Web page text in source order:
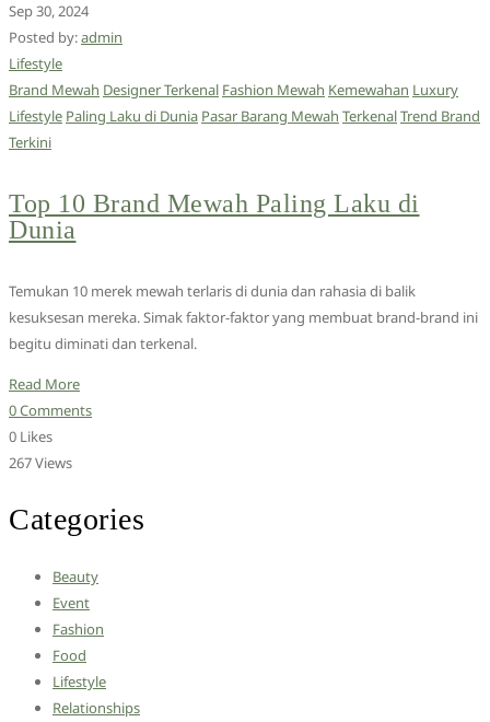
Sep 30, 2024
Posted by:admin
Lifestyle
Brand Mewah Designer Terkenal Fashion Mewah Kemewahan Luxury
Lifestyle Paling Laku di Dunia Pasar Barang Mewah TerkenalTrend Brand
Terkini
Top 10 Brand Mewah Paling Laku di
Dunia
Temukan 10 merek mewah terlaris di dunia dan rahasia di balik
kesuksesan mereka. Simak faktor-faktor yang membuat brand-brand ini
begitu diminati dan terkenal.
Read More
0 Comments
0 Likes
267 Views
Categories
Beauty
Event
Fashion
Food
Lifestyle
Relationships